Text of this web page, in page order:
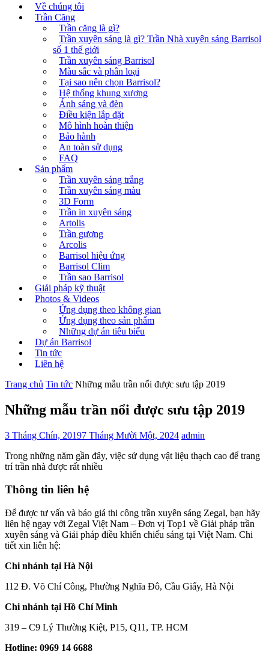
Về chúng tôi
Trần Căng
Trần căng là gì?
Trần xuyên sáng là gì? Trần Nhà xuyên sáng Barrisol
số 1 thế giới
Trần xuyên sáng Barrisol
Màu sắc và phân loại
Tại sao nên chọn Barrisol?
Hệ thống khung xương
Ánh sáng và đèn
Điều kiện lắp đặt
Mô hình hoàn thiện
Bảo hành
An toàn sử dụng
FAQ
Sản phẩm
Trần xuyên sáng trắng
Trần xuyên sáng màu
3D Form
Trần in xuyên sáng
Artolis
Trần gương
Arcolis
Barrisol hiệu ứng
Barrisol Clim
Trần sao Barrisol
Giải pháp kỹ thuật
Photos & Videos
Ứng dụng theo không gian
Ứng dụng theo sản phẩm
Những dự án tiêu biểu
Dự án Barrisol
Tin tức
Liên hệ
Trang chủ Tin tức Những mẫu trần nổi được sưu tập 2019
Những mẫu trần nổi được sưu tập 2019
3 Tháng Chín, 20197 Tháng Mười Một, 2024 admin
Trong những năm gần đây, việc sử dụng vật liệu thạch cao để trang
trí trần nhà được rất nhiều
Thông tin liên hệ
Để được tư vấn và báo giá thi công trần xuyên sáng Zegal, bạn hãy
liên hệ ngay với Zegal Việt Nam – Đơn vị Top1 về Giải pháp trần
xuyên sáng và Giải pháp điều khiển chiếu sáng tại Việt Nam. Chi
tiết xin liên hệ:
Chi nhánh tại Hà Nội
112 Đ. Võ Chí Công, Phường Nghĩa Đô, Cầu Giấy, Hà Nội
Chi nhánh tại Hồ Chí Minh
319 – C9 Lý Thường Kiệt, P15, Q11, TP. HCM
Hotline: 0969 14 6688